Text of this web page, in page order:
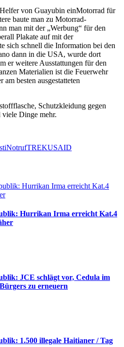
von Guayubin einMotorrad für
baute man zu Motorrad-
man mit der „Werbung“ für den
Plakate auf mit der
sich schnell die Information bei den
dann in die USA, wurde dort
er weitere Ausstattungen für den
Materialien ist die Feuerwehr
besten ausgestatteten
Schutzkleidung gegen
Dinge mehr.
NotrufTREKUSAID
Hurrikan Irma erreicht Kat.4
JCE schlägt vor, Cedula im
zu erneuern
1.500 illegale Haitianer / Tag